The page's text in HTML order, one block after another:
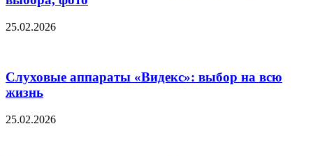
25.02.2026
Слуховые аппараты «Видекс»: выбор на всю
жизнь
25.02.2026